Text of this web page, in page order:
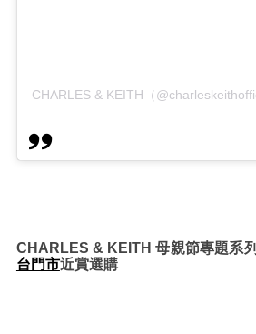
CHARLES & KEITH（
CHARLES & KEITH 母親節專題系
台門市近賞選購